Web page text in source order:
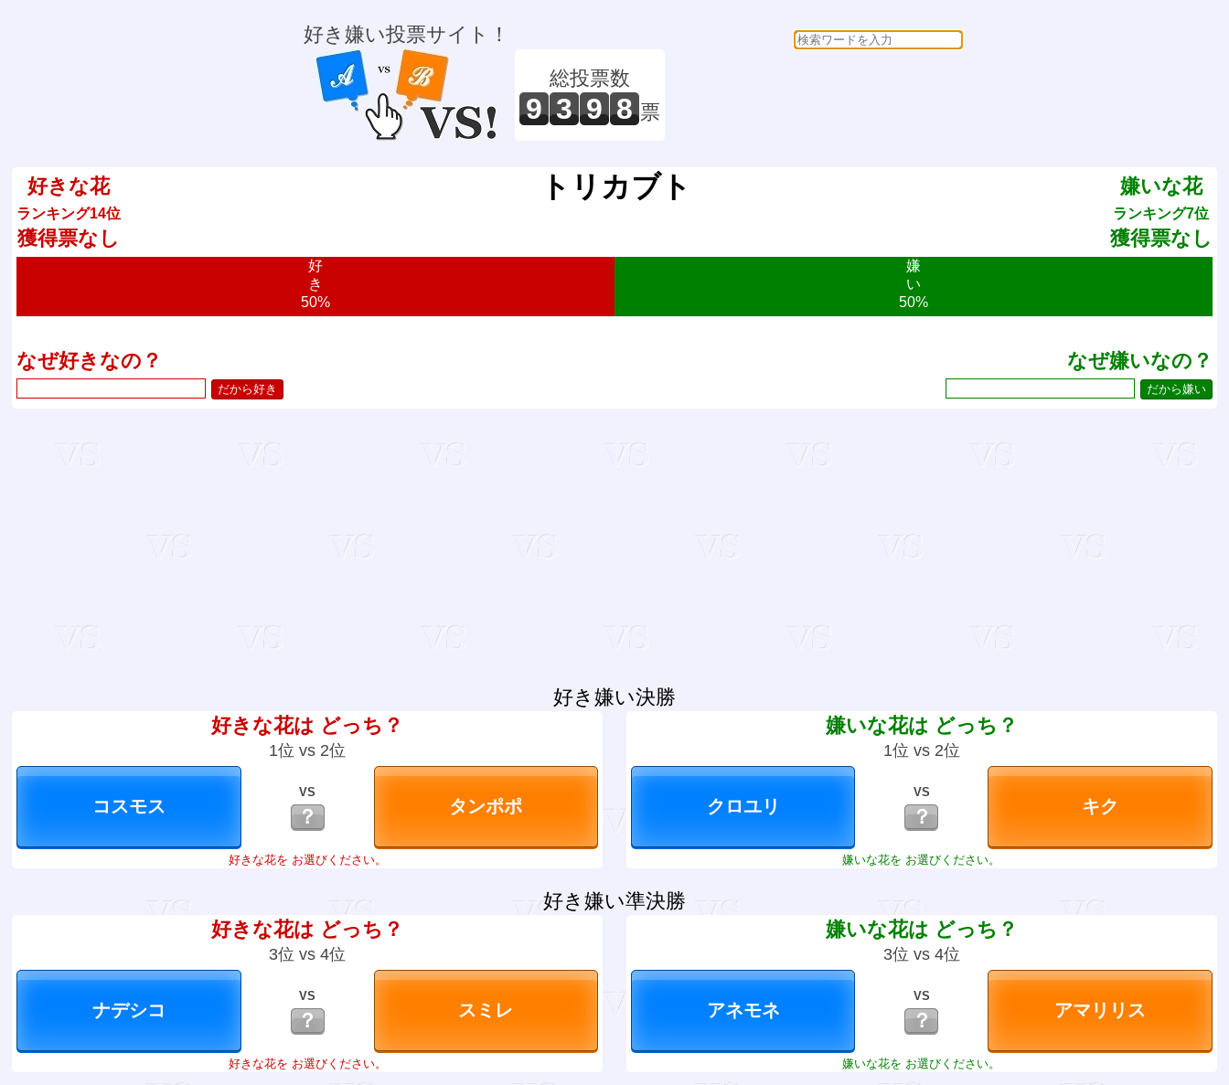
好き嫌い投票サイト！
総投票数
9 3 9 8 票
好きな花
ランキング14位
獲得票なし
嫌いな花
ランキング7位
獲得票なし
トリカブト
好
き
50%
嫌
い
50%
なぜ好きなの？ なぜ嫌いなの？
好き嫌い決勝
好きな花は どっち？
1位 vs 2位
VS
？
好きな花を お選びください。
嫌いな花は どっち？
1位 vs 2位
VS
？
嫌いな花を お選びください。
好き嫌い準決勝
好きな花は どっち？
3位 vs 4位
VS
？
好きな花を お選びください。
嫌いな花は どっち？
3位 vs 4位
VS
？
嫌いな花を お選びください。